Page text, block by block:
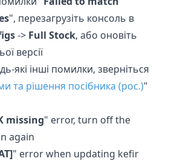
", перезагрузіть консоль в
-> Full Stock, або оновіть
версії
які інші помилки, зверніться
та рішення посібника (рос.)"
missing" error, turn off the
again
" error when updating kefir